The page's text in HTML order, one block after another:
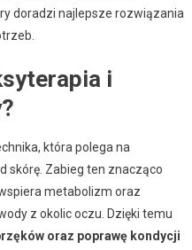
doradzi najlepsze rozwiązania
i
która polega na
skórę. Zabieg ten znacząco
metabolizm oraz
z okolic oczu. Dzięki temu
oraz poprawę kondycji